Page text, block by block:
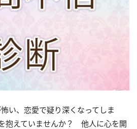
い、恋愛で疑り深くなってしま
抱えていませんか？ 他人に心を開